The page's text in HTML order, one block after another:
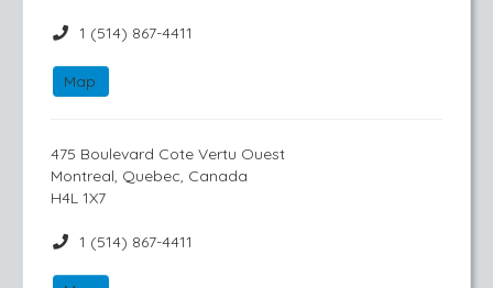
1 (514) 867-4411
Map
475 Boulevard Cote Vertu Ouest
Montreal, Quebec, Canada
H4L 1X7
1 (514) 867-4411